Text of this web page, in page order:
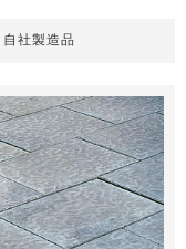
自社製造品